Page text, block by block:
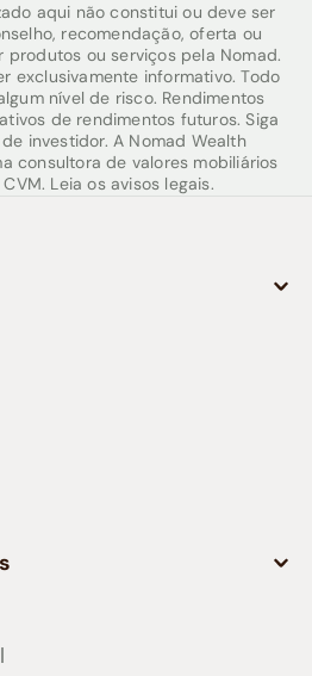
aqui não constitui ou deve ser
recomendação, oferta ou
ou serviços pela Nomad.
exclusivamente informativo. Todo
nível de risco. Rendimentos
de rendimentos futuros. Siga
investidor. A Nomad Wealth
consultora de valores mobiliários
Leia os avisos legais.